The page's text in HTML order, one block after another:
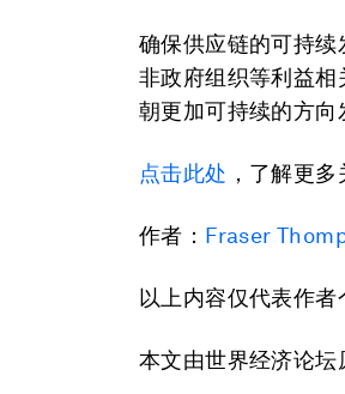
确保供应链的可持续
非政府组织等利益
朝更加可持续的方向
点击此处 ，了解更
作者： Fraser
以上内容仅代表作者
本文由世界经济论